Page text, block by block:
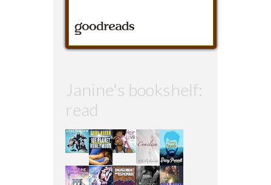
Janine's bookshelf:
read